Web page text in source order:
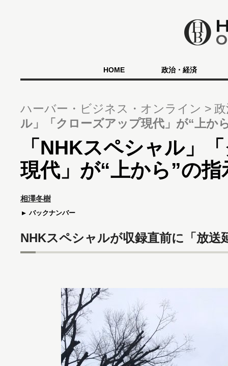
HOME 政治・経済
ハーバー・ビジネス・オンライン
ル」「クローズアップ現代」が“上か
「NHKスペシャル」
現代」が“上から”の
相澤冬樹
バックナンバー
NHKスペシャルが収録直前に「放送